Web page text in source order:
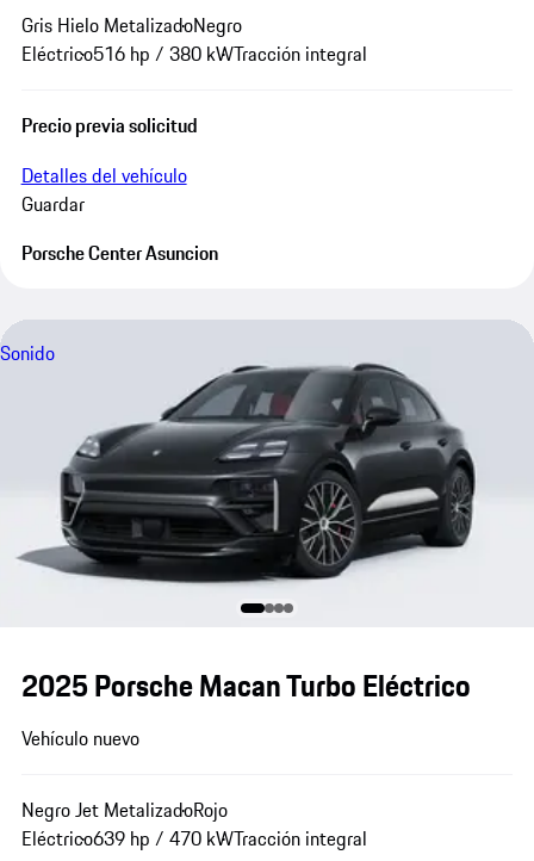
Gris Hielo MetalizadoNegro
Eléctrico516 hp / 380 kWTracción integral
Precio previa solicitud
Detalles del vehículo
Guardar
Porsche Center Asuncion
Sonido
2025 Porsche Macan Turbo Eléctrico
Vehículo nuevo
Negro Jet MetalizadoRojo
Eléctrico639 hp / 470 kWTracción integral